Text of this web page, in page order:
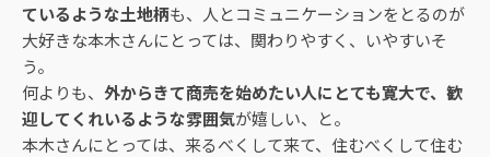
ているような土地柄も、人とコミュニケーションをとるのが
大好きな本木さんにとっては、関わりやすく、いやすいそ
う。
何よりも、 外からきて商売を始めたい人にとても寛大で、歓
迎してくれいるような雰囲気が嬉しい、と。
本木さんにとっては、来るべくして来て、住むべくして住む